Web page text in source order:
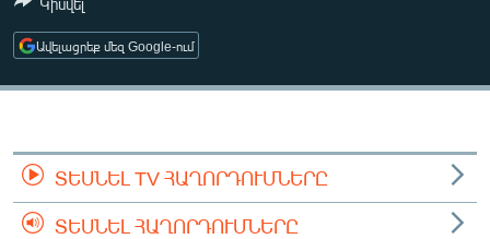
ՄԻՋԱԶԳԱՅԻՆ
ՄՇԱԿՈՒՅԹ
ՍՊՈՐՏ
ՏՏ ԵՒ ԻՆՏԵՐՆԵՏ
ԿՈՐՈՆԱՎԻՐՈՒՍ
Կիսվել
Ավելացրեք մեզ Google-ում
ՏԵՍՆԵԼ TV ՀԱՂՈՐԴՈՒՄՆԵՐԸ
ՏԵՍՆԵԼ ՀԱՂՈՐԴՈՒՄՆԵՐԸ